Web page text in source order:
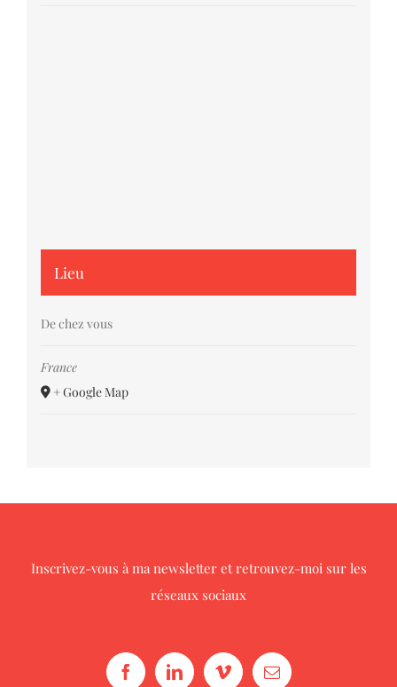
Lieu
De chez vous
France
+ Google Map
Inscrivez-vous à ma newsletteret retrouvez-moi sur les
réseaux sociaux